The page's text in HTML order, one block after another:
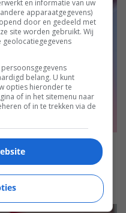
en informatie van uw
apparaatgegevens)
door en gedeeld met
site worden gebruikt. Wij
geolocatiegegevens
belang. U kunt
opties hieronder te
of in het sitemenu naar
of in te trekken via de